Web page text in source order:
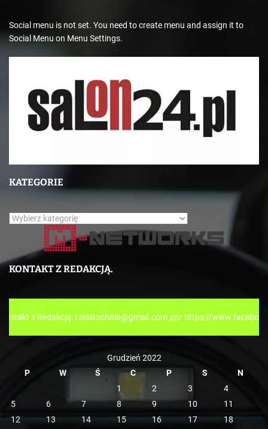
Social menu is not set. You need to create menu and assign it to
Social Menu on Menu Settings.
KATEGORIE
K
e
i
e
KONTAKT Z REDAKCJĄ.
tokistuchola@gmail.com ///// https://www.facebook.com/
Grudzień 2022
P
W Ś C P S
N
1
2 3
4
5
6 7 8 9 10
11
12
13 14 15 16 17
18